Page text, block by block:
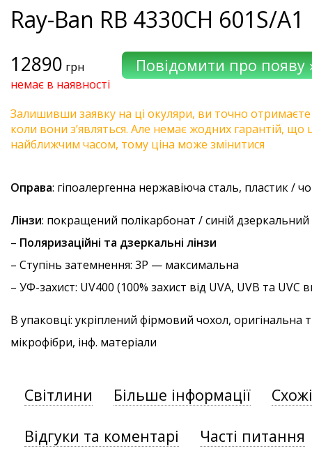
Ray-Ban RB 4330CH 601S/A1
12890 грн
немає в наявності
Залишивши заявку на ці окуляри, ви точно
коли вони з’являться. Але немає жодних гарантій, що
найближчим часом, тому ціна може змінитися
Оправа: гіпоалергенна нержавіюча сталь, пластик /
Лінзи: покращений полікарбонат / синій дзеркальний
– Поляризаційні та дзеркальні лінзи
– Ступінь затемнення: 3P — максимальна
– УФ-захист: UV400 (100% захист від UVA, UVB та
В упаковці: укріплений фірмовий чохол, оригінальна
мікрофібри, інф. матеріали
Світлини Більше інформації
Відгуки та коментарі Часті питання